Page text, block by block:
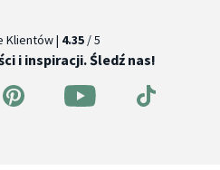
Klientów | 4.35 / 5
i inspiracji. Śledź nas!